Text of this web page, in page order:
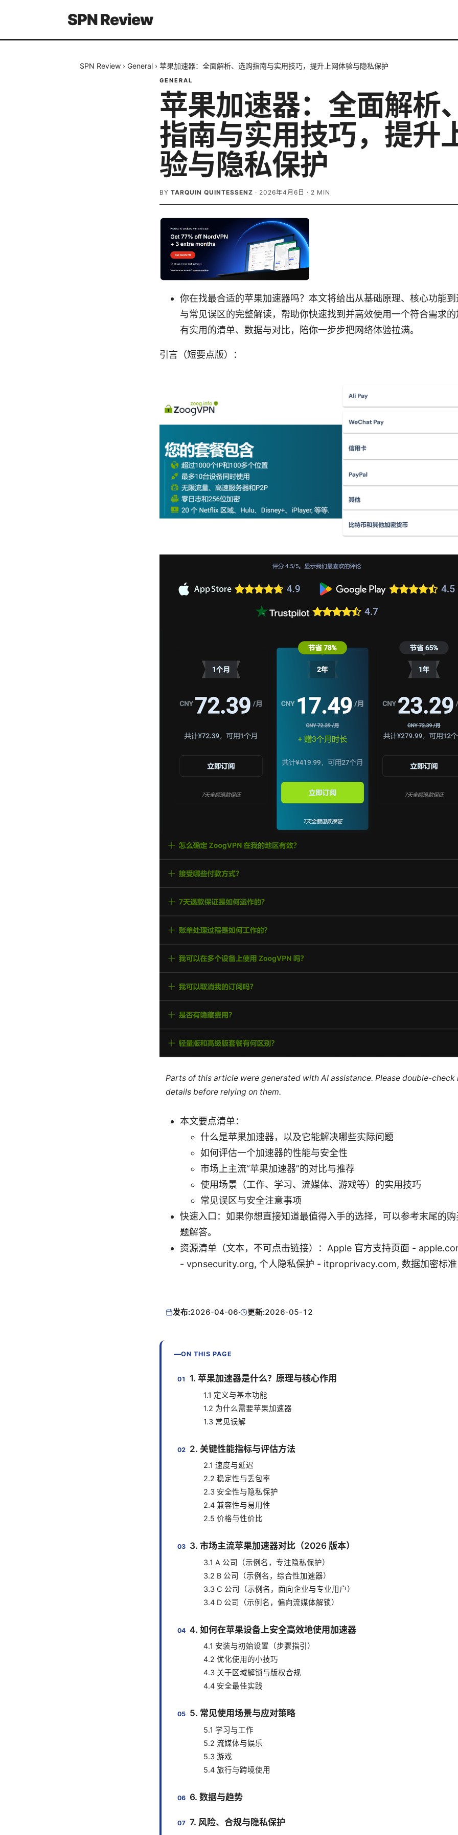
SPN Review
SPN Review › General › 苹果加速器：全面解析、选购指南与实用技巧，提升上网体验与隐私保护
GENERAL
苹果加速器：全面解析
指南与实用技巧，提升
验与隐私保护
BY TARQUIN QUINTESSENZ · 2026年4月6日 · 2 MIN
你在找最合适的苹果加速器吗？本文将给出从基础原理、核心功能
与常见误区的完整解读，帮助你快速找到并高效使用一个符合需求
有实用的清单、数据与对比，陪你一步步把网络体验拉满。
引言（短要点版）：
Parts of this article were generated with AI assistance. Please double-
details before relying on them.
本文要点清单：
什么是苹果加速器，以及它能解决哪些实际问题
如何评估一个加速器的性能与安全性
市场上主流“苹果加速器”的对比与推荐
使用场景（工作、学习、流媒体、游戏等）的实用技巧
常见误区与安全注意事项
快速入口：如果你想直接知道最值得入手的选择，可以参考末尾的购
题解答。
资源清单（文本，不可点击链接）：Apple 官方支持页面 -
- vpnsecurity.org, 个人隐私保护 - itproprivacy.com, 数据加密标准
发布:2026-04-06· 更新:2026-05-12
ON THIS PAGE
1. 苹果加速器是什么？原理与核心作用
1.1 定义与基本功能
1.2 为什么需要苹果加速器
1.3 常见误解
2. 关键性能指标与评估方法
2.1 速度与延迟
2.2 稳定性与丢包率
2.3 安全性与隐私保护
2.4 兼容性与易用性
2.5 价格与性价比
3. 市场主流苹果加速器对比（2026 版本）
3.1 A 公司（示例名，专注隐私保护）
3.2 B 公司（示例名，综合性加速器）
3.3 C 公司（示例名，面向企业与专业用户）
3.4 D 公司（示例名，偏向流媒体解锁）
4. 如何在苹果设备上安全高效地使用加速器
4.1 安装与初始设置（步骤指引）
4.2 优化使用的小技巧
4.3 关于区域解锁与版权合规
4.4 安全最佳实践
5. 常见使用场景与应对策略
5.1 学习与工作
5.2 流媒体与娱乐
5.3 游戏
5.4 旅行与跨境使用
6. 数据与趋势
7. 风险、合规与隐私保护